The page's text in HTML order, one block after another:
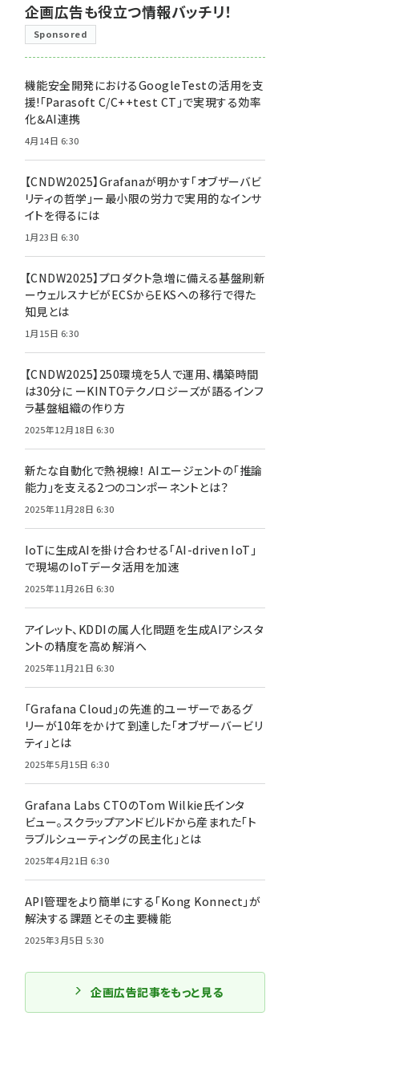
企画広告も役立つ情報バッチリ！
Sponsored
機能安全開発におけるGoogleTestの活用を支
援!「Parasoft C/C++test CT」で実現する効率
化＆AI連携
4月14日 6:30
【CNDW2025】Grafanaが明かす「オブザーバビ
リティの哲学」ー最小限の労力で実用的なインサ
イトを得るには
1月23日 6:30
【CNDW2025】プロダクト急増に備える基盤刷新
ーウェルスナビがECSからEKSへの移行で得た
知見とは
1月15日 6:30
【CNDW2025】250環境を5人で運用、構築時間
は30分に ーKINTOテクノロジーズが語るインフ
ラ基盤組織の作り方
2025年12月18日 6:30
新たな自動化で熱視線！ AIエージェントの「推論
能力」を支える2つのコンポーネントとは？
2025年11月28日 6:30
IoTに生成AIを掛け合わせる「AI-driven IoT」
で現場のIoTデータ活用を加速
2025年11月26日 6:30
アイレット、KDDIの属人化問題を生成AIアシスタ
ントの精度を高め解消へ
2025年11月21日 6:30
「Grafana Cloud」の先進的ユーザーであるグ
リーが10年をかけて到達した「オブザーバービリ
ティ」とは
2025年5月15日 6:30
Grafana Labs CTOのTom Wilkie氏インタ
ビュー。スクラップアンドビルドから産まれた「ト
ラブルシューティングの民主化」とは
2025年4月21日 6:30
API管理をより簡単にする「Kong Konnect」が
解決する課題とその主要機能
2025年3月5日 5:30
企画広告記事をもっと見る